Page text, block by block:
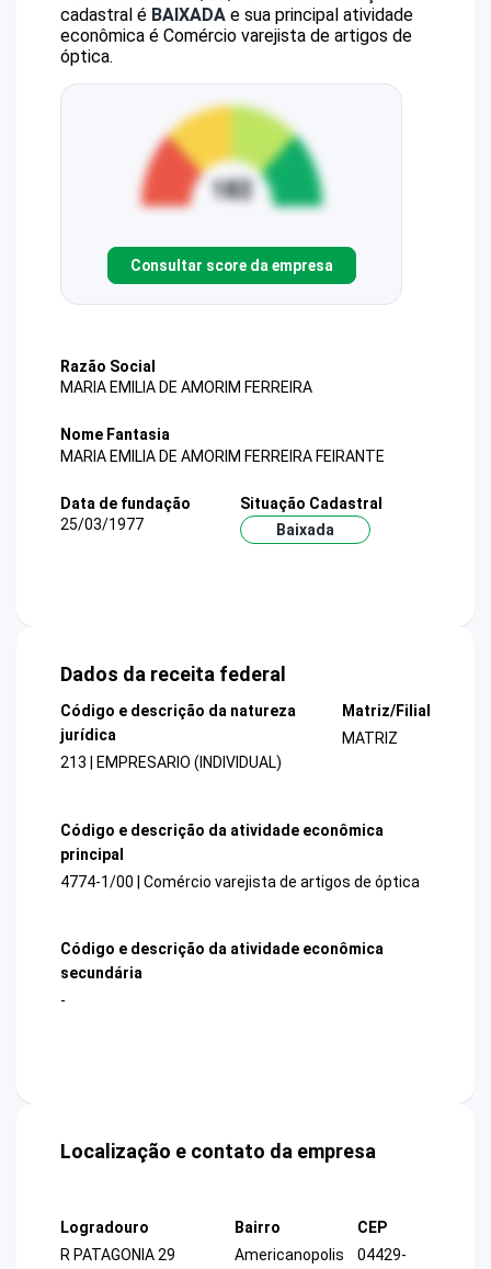
cadastral é BAIXADA e sua principal atividade
econômica é Comércio varejista de artigos de
óptica.
Consultar score da empresa
Razão Social
MARIA EMILIA DE AMORIM FERREIRA
Nome Fantasia
MARIA EMILIA DE AMORIM FERREIRA FEIRANTE
Data de fundação
25/03/1977
Situação Cadastral
Baixada
Dados da receita federal
Código e descrição da natureza
jurídica
213 | EMPRESARIO (INDIVIDUAL)
Matriz/Filial
MATRIZ
Código e descrição da atividade econômica
principal
4774-1/00 | Comércio varejista de artigos de óptica
Código e descrição da atividade econômica
secundária
-
Localização e contato da empresa
Logradouro
R PATAGONIA 29
Bairro
Americanopolis
CEP
04429-